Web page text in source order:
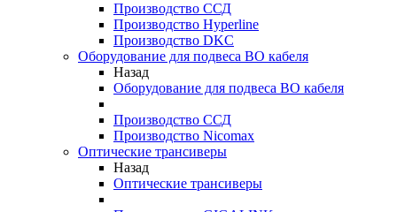
Производство ССД
Производство Hyperline
Производство DKC
Оборудование для подвеса ВО кабеля
Назад
Оборудование для подвеса ВО кабеля
Производство ССД
Производство Nicomax
Оптические трансиверы
Назад
Оптические трансиверы